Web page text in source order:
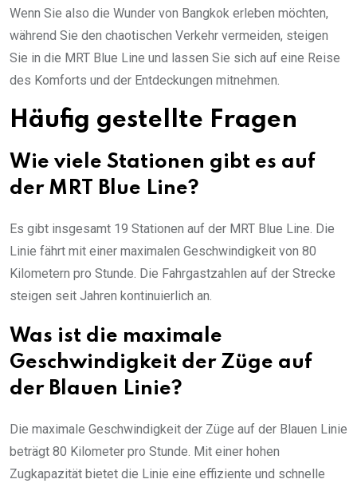
Wenn Sie also die Wunder von Bangkok erleben möchten,
während Sie den chaotischen Verkehr vermeiden, steigen
Sie in die MRT Blue Line und lassen Sie sich auf eine Reise
des Komforts und der Entdeckungen mitnehmen.
Häufig gestellte Fragen
Wie viele Stationen gibt es auf
der MRT Blue Line?
Es gibt insgesamt 19 Stationen auf der MRT Blue Line. Die
Linie fährt mit einer maximalen Geschwindigkeit von 80
Kilometern pro Stunde. Die Fahrgastzahlen auf der Strecke
steigen seit Jahren kontinuierlich an.
Was ist die maximale
Geschwindigkeit der Züge auf
der Blauen Linie?
Die maximale Geschwindigkeit der Züge auf der Blauen Linie
beträgt 80 Kilometer pro Stunde. Mit einer hohen
Zugkapazität bietet die Linie eine effiziente und schnelle